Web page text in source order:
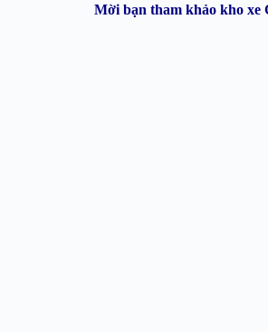
Mời bạn tham khảo kho xe